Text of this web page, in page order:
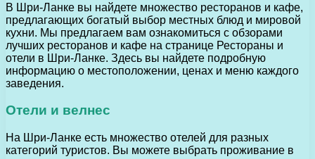
В Шри-Ланке вы найдете множество ресторанов и кафе,
предлагающих богатый выбор местных блюд и мировой
кухни. Мы предлагаем вам ознакомиться с обзорами
лучших ресторанов и кафе на странице Рестораны и
отели в Шри-Ланке. Здесь вы найдете подробную
информацию о местоположении, ценах и меню каждого
заведения.
Отели и велнес
На Шри-Ланке есть множество отелей для разных
категорий туристов. Вы можете выбрать проживание в